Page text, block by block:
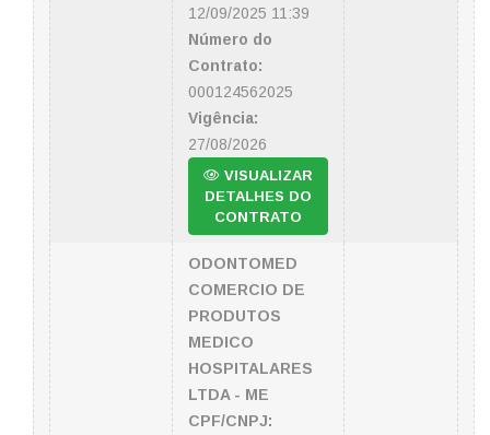
12/09/2025 11:39
Número do
Contrato:
000124562025
Vigência:
27/08/2026
VISUALIZAR
DETALHES DO
CONTRATO
ODONTOMED
COMERCIO DE
PRODUTOS
MEDICO
HOSPITALARES
LTDA - ME
CPF/CNPJ: